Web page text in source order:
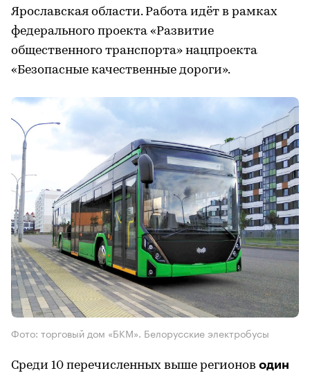
Ярославская области. Работа идёт в рамках
федерального проекта «Развитие
общественного транспорта» нацпроекта
«Безопасные качественные дороги».
Фото: торговый дом «БКМ». Белорусские электробусы
Среди 10 перечисленных выше регионов один